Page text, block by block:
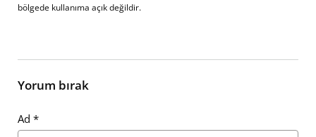
bölgede kullanıma açık değildir.
Yorum bırak
Ad *